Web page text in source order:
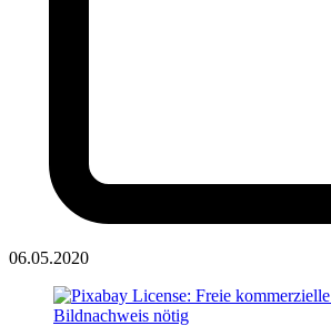
06.05.2020